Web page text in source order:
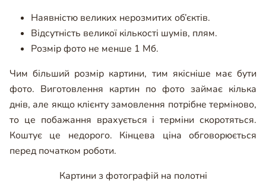
Наявністю великих нерозмитих об’єктів.
Відсутність великої кількості шумів, плям.
Розмір фото не менше 1 Мб.
Чим більший розмір картини, тим якісніше має бути
фото. Виготовлення картин по фото займає кілька
днів, але якщо клієнту замовлення потрібне терміново,
то це побажання врахується і терміни скоротяться.
Коштує це недорого. Кінцева ціна обговорюється
перед початком роботи.
Картини з фотографій на полотні